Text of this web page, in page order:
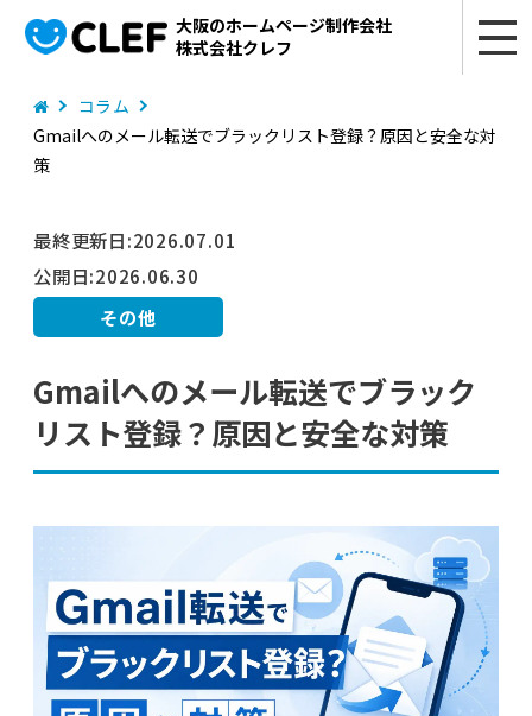
大阪のホームページ制作会社
株式会社クレフ
コラム
Gmailへのメール転送でブラックリスト登録？原因と安全な対
策
Gmailへのメール転送でブラック
リスト登録？原因と安全な対策
その他
公開日:2026.06.30
最終更新日:2026.07.01